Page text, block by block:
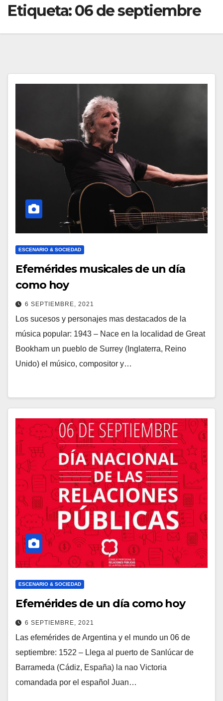
Etiqueta:06 de septiembre
ESCENARIO & SOCIEDAD
Efemérides musicales de un día
como hoy
6 SEPTIEMBRE, 2021
Los sucesos y personajes mas destacados de la
música popular: 1943 – Nace en la localidad de Great
Bookham un pueblo de Surrey (Inglaterra, Reino
Unido) el músico, compositor y…
ESCENARIO & SOCIEDAD
Efemérides de un día como hoy
6 SEPTIEMBRE, 2021
Las efemérides de Argentina y el mundo un 06 de
septiembre: 1522 – Llega al puerto de Sanlúcar de
Barrameda (Cádiz, España) la nao Victoria
comandada por el español Juan…